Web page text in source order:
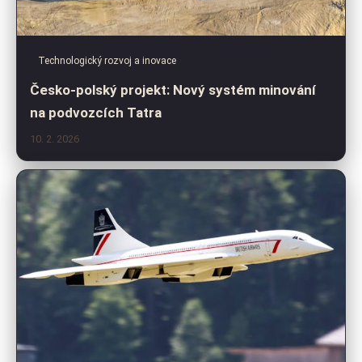
Technologický rozvoj a inovace
Česko-polský projekt: Nový systém minování
na podvozcích Tatra
10. 2. 2026